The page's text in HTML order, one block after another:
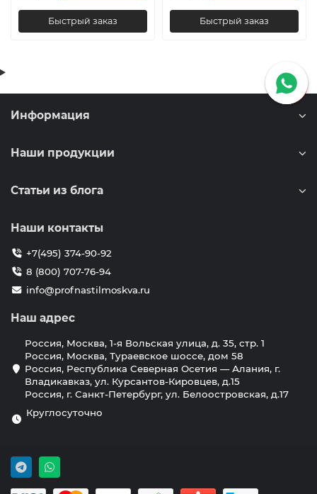
Быстрый заказ Быстрый заказ
Информация
Наши продукции
Статьи из блога
Наши контакты
+7(495) 374-90-92
8 (800) 707-76-94
info@profnastilmoskva.ru
Наш адрес
Россия, Москва, 1-я Вольская улица, д. 35, стр. 1
Россия, Москва, Тураевское шоссе, дом 58
Россия, Республика Северная Осетия — Алания, г.
Владикавказ, ул. Курсантов-Кировцев, д.15
Россия, г. Санкт-Петербург, ул. Белоостровская, д.17
Круглосуточно